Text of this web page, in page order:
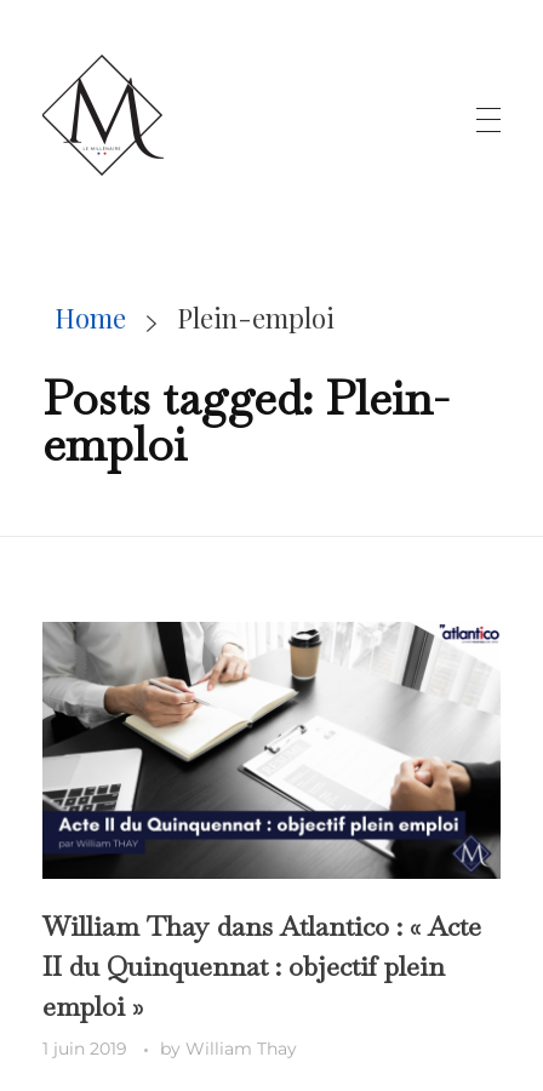
Home Plein-emploi
Posts tagged: Plein-
emploi
William Thay dans Atlantico : « Acte
II du Quinquennat : objectif plein
emploi »
1 juin 2019 by William Thay